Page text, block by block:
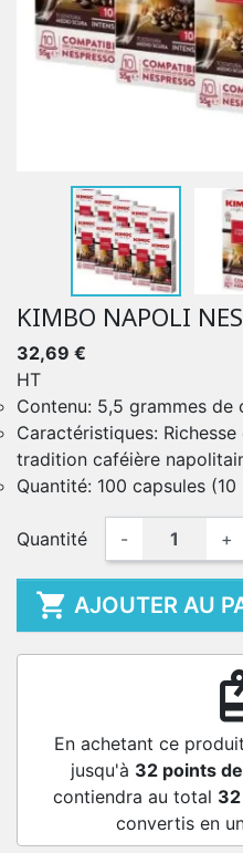
KIMBO NAPOLI
32,69 €
HT
Contenu: 5,5 grammes de
Caractéristiques:
tradition caféière
Quantité: 100 capsules
Quantité - +
 AJOUTER AU
En achetant ce
jusqu'à 32points
contiendra au total 32
convertis en